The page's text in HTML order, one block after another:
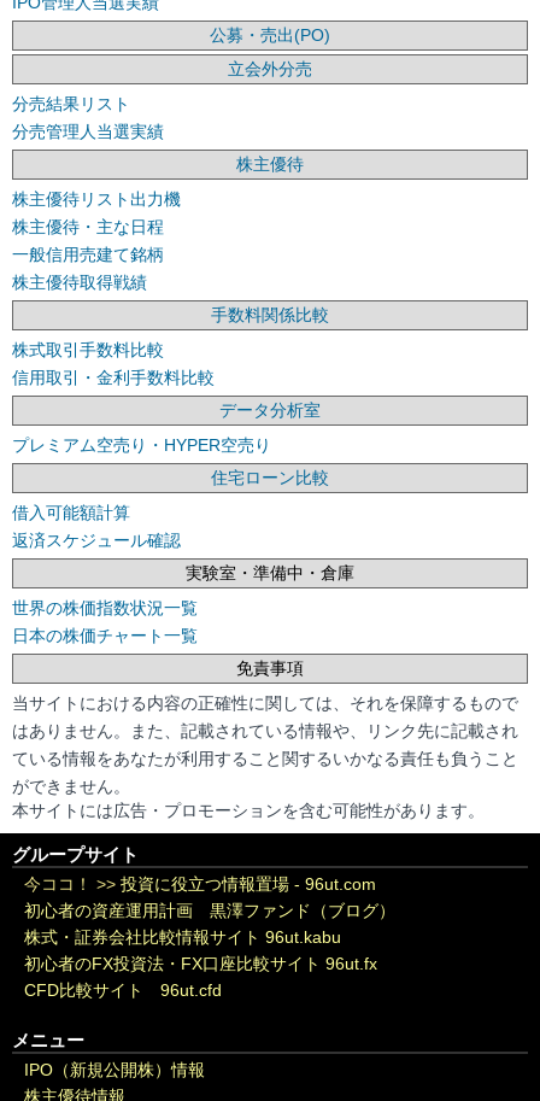
公募・売出(PO)
立会外分売
分売結果リスト
分売管理人当選実績
株主優待
株主優待リスト出力機
株主優待・主な日程
一般信用売建て銘柄
株主優待取得戦績
手数料関係比較
株式取引手数料比較
信用取引・金利手数料比較
データ分析室
プレミアム空売り・HYPER空売り
住宅ローン比較
借入可能額計算
返済スケジュール確認
実験室・準備中・倉庫
世界の株価指数状況一覧
日本の株価チャート一覧
免責事項
当サイトにおける内容の正確性に関しては、それを保障するもので
はありません。また、記載されている情報や、リンク先に記載され
ている情報をあなたが利用すること関するいかなる責任も負うこと
ができません。
本サイトには広告・プロモーションを含む可能性があります。
グループサイト
今ココ！ >> 投資に役立つ情報置場 - 96ut.com
初心者の資産運用計画 黒澤ファンド（ブログ）
株式・証券会社比較情報サイト 96ut.kabu
初心者のFX投資法・FX口座比較サイト 96ut.fx
CFD比較サイト 96ut.cfd
メニュー
IPO（新規公開株）情報
株主優待情報